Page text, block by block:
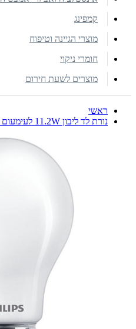
קמפינג
מוצרי הגיינה וטיפוח
חומרי ניקוי
מוצרים לשעת חירום
ראשי
נורת לד ליבון 11.2W לעימעום PHILIPS